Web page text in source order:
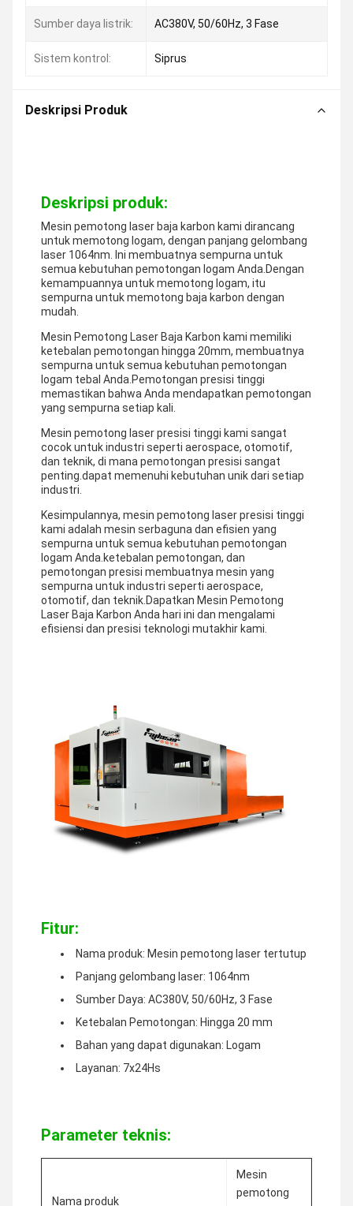
Sumber daya listrik: AC380V, 50/60Hz, 3 Fase
Sistem kontrol: Siprus
Deskripsi Produk
Deskripsi produk:
Mesin pemotong laser baja karbon kami dirancang
untuk memotong logam, dengan panjang gelombang
laser 1064nm. Ini membuatnya sempurna untuk
semua kebutuhan pemotongan logam Anda.Dengan
kemampuannya untuk memotong logam, itu
sempurna untuk memotong baja karbon dengan
mudah.
Mesin Pemotong Laser Baja Karbon kami memiliki
ketebalan pemotongan hingga 20mm, membuatnya
sempurna untuk semua kebutuhan pemotongan
logam tebal Anda.Pemotongan presisi tinggi
memastikan bahwa Anda mendapatkan pemotongan
yang sempurna setiap kali.
Mesin pemotong laser presisi tinggi kami sangat
cocok untuk industri seperti aerospace, otomotif,
dan teknik, di mana pemotongan presisi sangat
penting.dapat memenuhi kebutuhan unik dari setiap
industri.
Kesimpulannya, mesin pemotong laser presisi tinggi
kami adalah mesin serbaguna dan efisien yang
sempurna untuk semua kebutuhan pemotongan
logam Anda.ketebalan pemotongan, dan
pemotongan presisi membuatnya mesin yang
sempurna untuk industri seperti aerospace,
otomotif, dan teknik.Dapatkan Mesin Pemotong
Laser Baja Karbon Anda hari ini dan mengalami
efisiensi dan presisi teknologi mutakhir kami.
Fitur:
Nama produk: Mesin pemotong laser tertutup
Panjang gelombang laser: 1064nm
Sumber Daya: AC380V, 50/60Hz, 3 Fase
Ketebalan Pemotongan: Hingga 20 mm
Bahan yang dapat digunakan: Logam
Layanan: 7x24Hs
Parameter teknis:
Nama produk
Mesin
pemotong